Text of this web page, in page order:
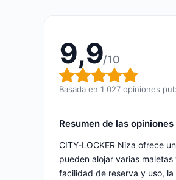
9,9/10
Calificación
Basada en 1 027 opiniones
Resumen de las opiniones
CITY-LOCKER Niza ofrece
pueden alojar varias
facilidad de reserva y uso,